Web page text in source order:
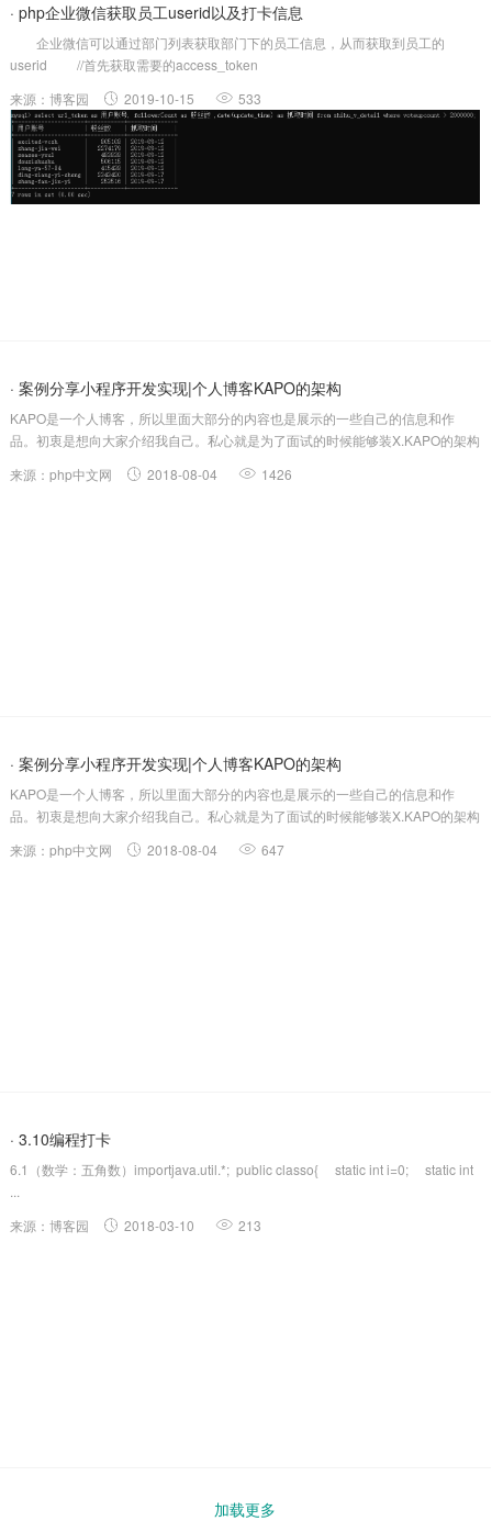
· php企业微信获取员工userid以及打卡信息
企业微信可以通过部门列表获取部门下的员工信息，从而获取到员工的
userid //首先获取需要的access_token
>getWork($url='https://qyapi.weixin.qq.com/cgi-b.....
来源：博客园 2019-10-15 533
· 案例分享小程序开发实现|个人博客KAPO的架构
KAPO是一个人博客，所以里面大部分的内容也是展示的一些自己的信息和作
品。初衷是想向大家介绍我自己。私心就是为了面试的时候能够装X.KAPO的架构
选文章是访问量较高的文章项目：介绍了一些我做的项目我：包含打卡和文章类
来源：php中文网 2018-08-04 1426
· 案例分享小程序开发实现|个人博客KAPO的架构
KAPO是一个人博客，所以里面大部分的内容也是展示的一些自己的信息和作
品。初衷是想向大家介绍我自己。私心就是为了面试的时候能够装X.KAPO的架构
选文章是访问量较高的文章项目：介绍了一些我做的项目我：包含打卡和文章类
来源：php中文网 2018-08-04 647
· 3.10编程打卡
6.1（数学：五角数）importjava.util.*; public classo{ static int i=0; static int
...
来源：博客园
2018-03-10 213
加载更多